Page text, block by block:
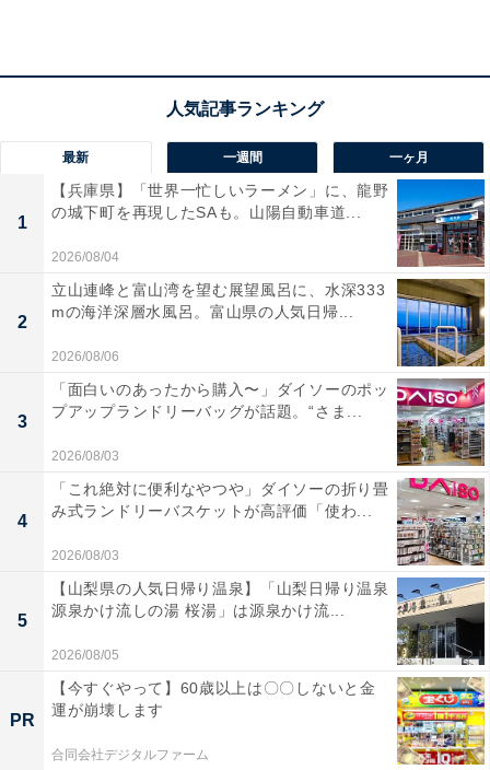
宿泊者からは「お部屋で渓流の音を聴きながら、景色を
見渡しながら入る露天風呂は最高でした」「料理も美味
しく、スタッフさんの対応も良く、とってもリフレッシ
ュできました」という声があがっています。プライベー
トな空間で温泉を楽しみたい人や、土地の恵みを活かし
た料理を味わいたい人におすすめの宿です。
楽天トラベルの「5と0のつく日」キャンペーンと
は？
最新 一週間 一ヶ月
1
【兵庫県】「世界一忙しいラーメン」に、龍野
の城下町を再現したSAも。山陽自動車道...
2026/08/04
2
立山連峰と富山湾を望む展望風呂に、水深333
mの海洋深層水風呂。富山県の人気日帰...
2026/08/06
3
「面白いのあったから購入〜」ダイソーのポッ
プアップランドリーバッグが話題。“さま...
2026/08/03
4
「これ絶対に便利なやつや」ダイソーの折り畳
み式ランドリーバスケットが高評価「使わ...
2026/08/03
5
【山梨県の人気日帰り温泉】「山梨日帰り温泉
源泉かけ流しの湯 桜湯」は源泉かけ流...
2026/08/05
PR
【今すぐやって】60歳以上は〇〇しないと金
運が崩壊します
合同会社デジタルファーム